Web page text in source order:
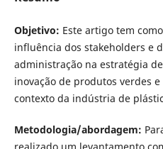
Objetivo: Este artigo tem
influência dos stakeholders e
administração na estratégia
inovação de produtos verdes
contexto da indústria de
Metodologia/abordagem:
realizado um levantamento